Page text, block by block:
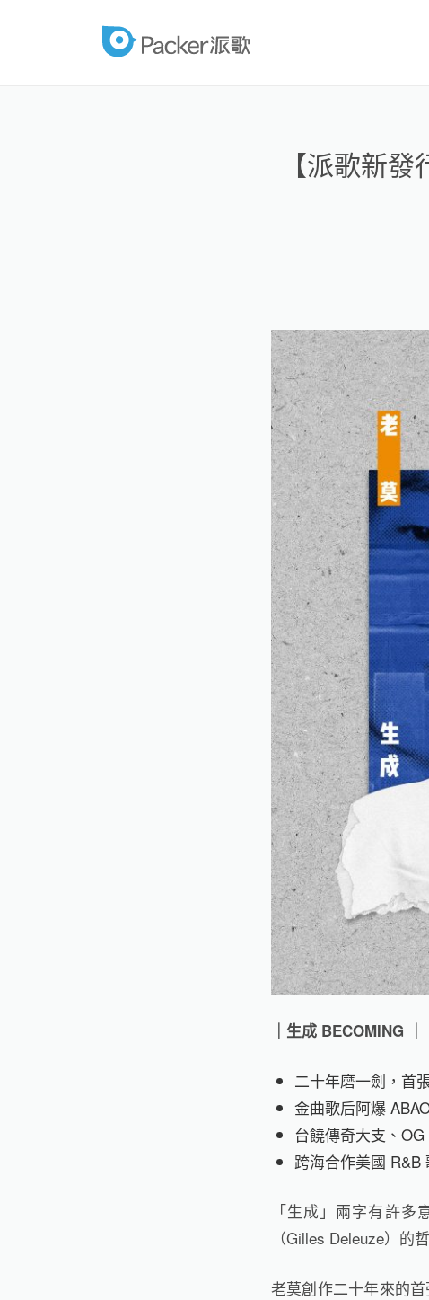
packer
【派歌新
｜生成 BECOMING ｜
二十年磨一劍，首
金曲歌后阿爆
台饒傳奇大支、
跨海合作美國 R&B
「生成」兩字有許
（Gilles Deleuze）的
老莫創作二十年來的